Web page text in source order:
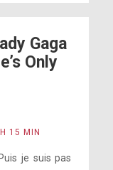
Gaga
Only
15 MIN
je suis pas